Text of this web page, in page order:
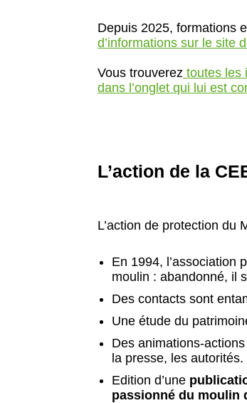
Depuis 2025, formations
d’informations sur le site
Vous trouverez toutes les
dans l’onglet qui lui est
L’action de la
L’action de protection du
En 1994, l’association
moulin : abandonné, il
Des contacts sont
Une étude du
Des animations-
la presse, les autorités.
Edition d’une
passionné du moulin